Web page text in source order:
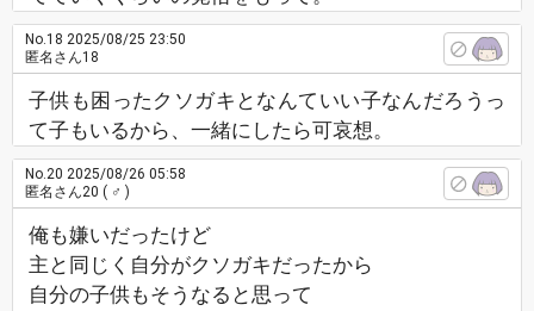
No.18 2025/08/25 23:50
匿名さん18
子供も困ったクソガキとなんていい子なんだろうっ
て子もいるから、一緒にしたら可哀想。
No.20 2025/08/26 05:58
匿名さん20 ( ♂ )
俺も嫌いだったけど
主と同じく自分がクソガキだったから
自分の子供もそうなると思って